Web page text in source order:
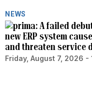
NEWS
A failed
new ERP system
and threaten service
Friday, August 7, 2026 -